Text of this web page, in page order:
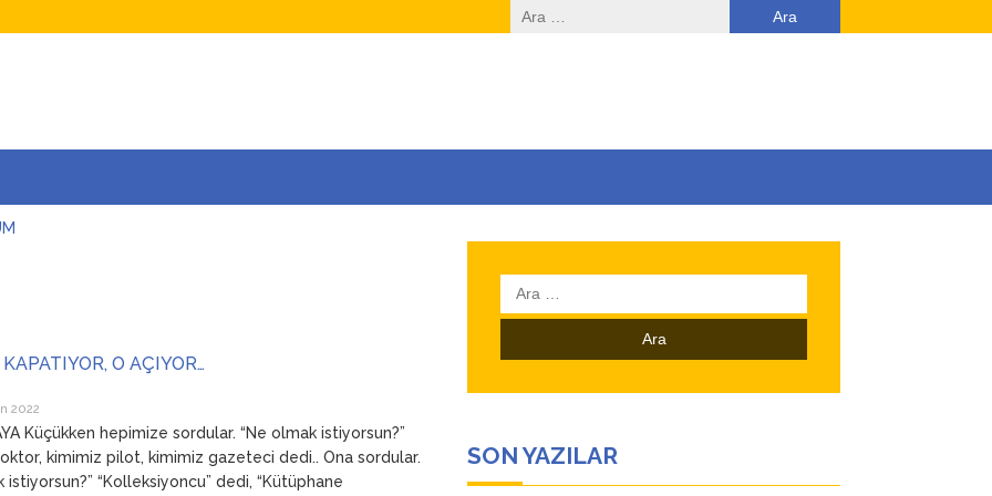
Arama:
O AÇIYOR…
2022
Küçükken hepimize sordular. “Ne olmak istiyorsun?”
kimimiz pilot, kimimiz gazeteci dedi.. Ona sordular.
istiyorsun?” “Kolleksiyoncu” dedi, “Kütüphane
Arama:
SON YAZILAR